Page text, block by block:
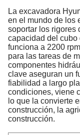
La excavadora
en el mundo de los
soportar los rigores
capacidad del cubo
funciona a 2200
para las tareas de
componentes
clave aseguran un
fiabilidad a largo
condiciones, viene
lo que la convierte
construcción, la
construcción.